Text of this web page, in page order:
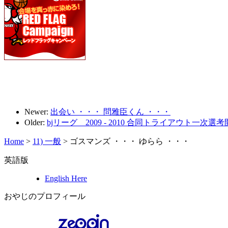
Newer: 出会い ・・・ 問雅臣くん ・・・
Older: bjリーグ 2009 - 2010 合同トライアウト一次選考
Home > 11) 一般 > ゴスマンズ ・・・ ゆらら ・・・
英語版
English Here
おやじのプロフィール